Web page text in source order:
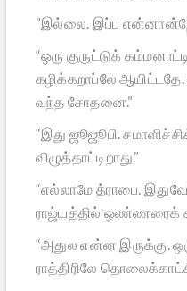
”இல்லை. இப்ப என்னான்றே
“ஒரு குருட்டுக்
கழிக்கறாப்லே
வந்த சோதனை.”
“இது ஜூஜூபி.
விழுத்தாட்டிறாது.”
“எல்லாமே த்ராபை.
ராஜ்யத்தில் ஒண்ணரைக்
“அதுல என்ன இருக்கு.
ராத்திரிலே